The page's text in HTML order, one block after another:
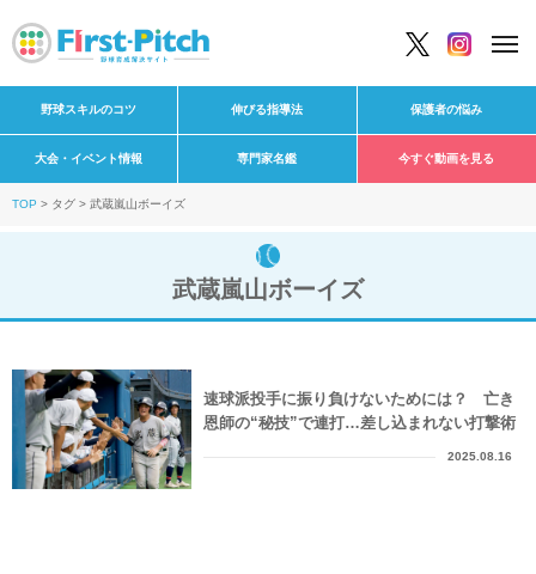
野球スキルのコツ 伸びる指導法 保護者の悩み
大会・イベント情報 専門家名鑑 今すぐ動画を見る
TOP タグ 武蔵嵐山ボーイズ
武蔵嵐山ボーイズ
速球派投手に振り負けないためには？ 亡き
恩師の“秘技”で連打…差し込まれない打撃術
2025.08.16